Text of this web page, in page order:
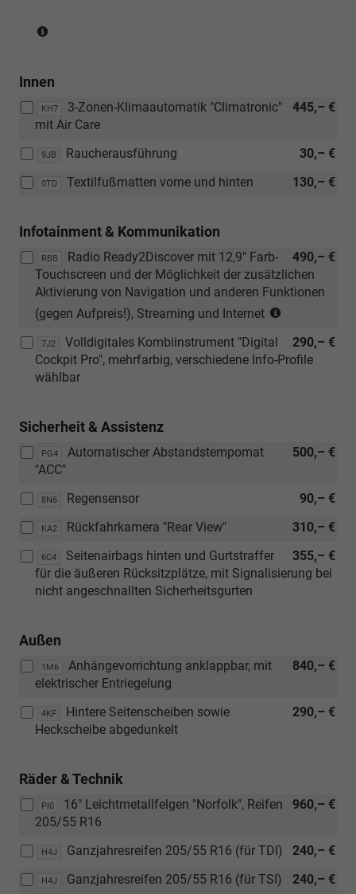
Innen
KH7 445,– €
3-Zonen-Klimaautomatik "Climatronic"
mit Air Care
9JB 30,– €
Raucherausführung
0TD 130,– €
Textilfußmatten vorne und hinten
Infotainment & Kommunikation
RBB 490,– €
Radio Ready2Discover mit 12,9" Farb-
Touchscreen und der Möglichkeit der zusätzlichen
Aktivierung von Navigation und anderen Funktionen
(gegen Aufpreis!), Streaming und Internet
Verbindung
mit
Cockpit
7J2 290,– €
Volldigitales Kombiinstrument "Digital
Cockpit Pro", mehrfarbig, verschiedene Info-Profile
wählbar
Sicherheit & Assistenz
PG4 500,– €
Automatischer Abstandstempomat
"ACC"
8N6 90,– €
Regensensor
KA2 310,– €
Rückfahrkamera "Rear View"
6C4 355,– €
Seitenairbags hinten und Gurtstraffer
für die äußeren Rücksitzplätze, mit Signalisierung bei
nicht angeschnallten Sicherheitsgurten
Außen
1M6 840,– €
Anhängevorrichtung anklappbar, mit
elektrischer Entriegelung
4KF 290,– €
Hintere Seitenscheiben sowie
Heckscheibe abgedunkelt
Räder & Technik
PI0 960,– €
16" Leichtmetallfelgen "Norfolk", Reifen
205/55 R16
H4J 240,– €
Ganzjahresreifen 205/55 R16 (für TDI)
H4J 240,– €
Ganzjahresreifen 205/55 R16 (für TSI)